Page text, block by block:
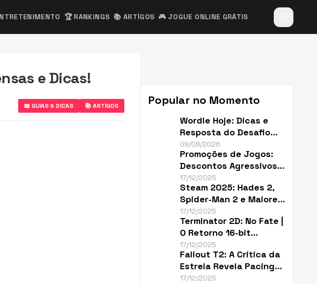
🏆 RANKINGS 📚 ARTÍGOS 🎮 JOGUE ONLINE GRÁTIS
e Dicas!
📖 GUIAS & DICAS 📚 ARTÍGOS Popular no Momento
Wordle Hoje: Dicas e
Resposta do Desafio
#1877 (09/08)
09/08/2026
Promoções de Jogos:
Descontos Agressivos e
Sem Filler
17/12/2025
Steam 2025: Hades 2,
Spider-Man 2 e Maiores
Descontos do Ano
17/12/2025
Terminator 2D: No Fate |
O Retorno 16-bit
Perfeito de T2
17/12/2025
Fallout T2: A Crítica da
Estreia Revela Pacing
Lento
17/12/2025